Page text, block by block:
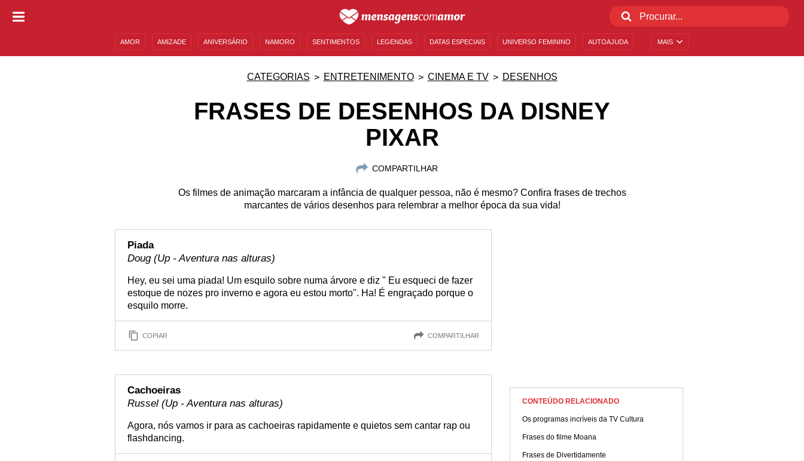
MAIS
AMOR AMIZADE ANIVERSÁRIO NAMORO SENTIMENTOS LEGENDAS DATAS ESPECIAIS UNIVERSO FEMININO AUTOAJUDA
CATEGORIAS ENTRETENIMENTO CINEMA E TV DESENHOS
FRASES DE DESENHOS DA DISNEY
PIXAR
COMPARTILHAR
Os filmes de animação marcaram a infância de qualquer pessoa, não é mesmo? Confira frases de trechos
marcantes de vários desenhos para relembrar a melhor época da sua vida!
Piada
Doug (Up - Aventura nas alturas)
Hey, eu sei uma piada! Um esquilo sobre numa árvore e diz " Eu esqueci de fazer
estoque de nozes pro inverno e agora eu estou morto". Ha! É engraçado porque o
esquilo morre.
COPIAR COMPARTILHAR
Cachoeiras
Russel (Up - Aventura nas alturas)
Agora, nós vamos ir para as cachoeiras rapidamente e quietos sem cantar rap ou
flashdancing.
CONTEÚDO RELACIONADO
Os programas incríveis da TV Cultura
Frases do filme Moana
Frases de Divertidamente